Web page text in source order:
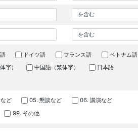
ドイツ語 フランス語
ベトナム語
字） 中国語（繁体字）
日本語
ど 05. 懇談など
06. 講演など
99. その他